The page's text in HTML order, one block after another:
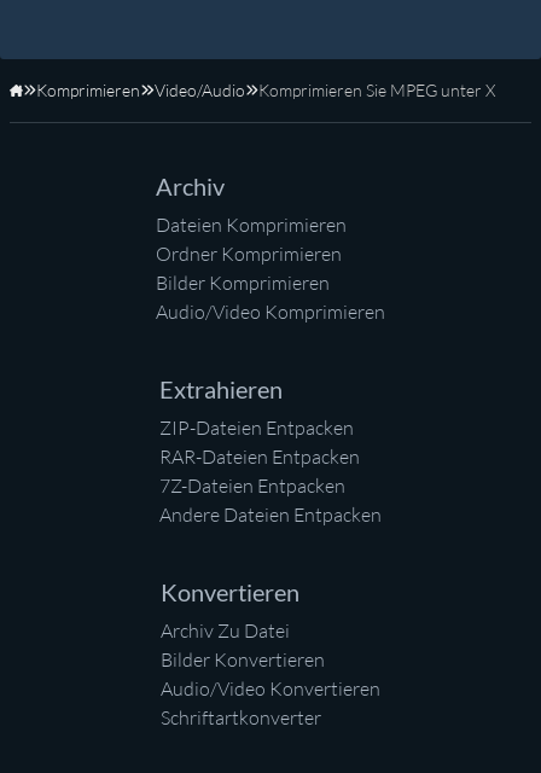
Startseite
Komprimieren Video/Audio Komprimieren Sie MPEG unter X
Archiv
Dateien Komprimieren
Ordner Komprimieren
Bilder Komprimieren
Audio/Video Komprimieren
Extrahieren
ZIP-Dateien Entpacken
RAR-Dateien Entpacken
7Z-Dateien Entpacken
Andere Dateien Entpacken
Konvertieren
Archiv Zu Datei
Bilder Konvertieren
Audio/Video Konvertieren
Schriftartkonverter